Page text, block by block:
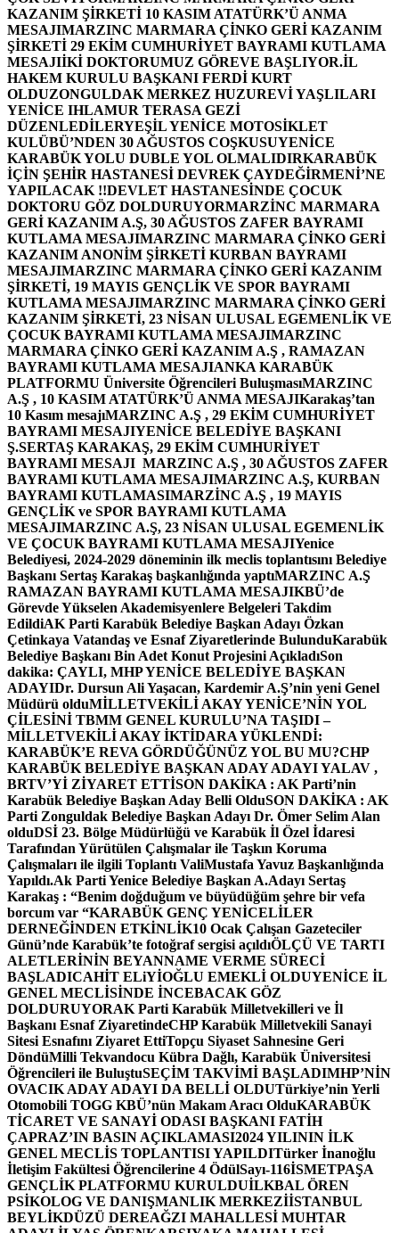
KAZANIM ŞİRKETİ 10 KASIM ATATÜRK’Ü ANMA
MESAJIMARZINC MARMARA ÇİNKO GERİ KAZANIM
ŞİRKETİ 29 EKİM CUMHURİYET BAYRAMI KUTLAMA
MESAJIİKİ DOKTORUMUZ GÖREVE BAŞLIYOR.İL
HAKEM KURULU BAŞKANI FERDİ KURT
OLDUZONGULDAK MERKEZ HUZUREVİ YAŞLILARI
YENİCE IHLAMUR TERASA GEZİ
DÜZENLEDİLERYEŞİL YENİCE MOTOSİKLET
KULÜBÜ’NDEN 30 AĞUSTOS COŞKUSUYENİCE
KARABÜK YOLU DUBLE YOL OLMALIDIRKARABÜK
İÇİN ŞEHİR HASTANESİ DEVREK ÇAYDEĞİRMENİ’NE
YAPILACAK !!DEVLET HASTANESİNDE ÇOCUK
DOKTORU GÖZ DOLDURUYORMARZİNC MARMARA
GERİ KAZANIM A.Ş, 30 AĞUSTOS ZAFER BAYRAMI
KUTLAMA MESAJIMARZINC MARMARA ÇİNKO GERİ
KAZANIM ANONİM ŞİRKETİ KURBAN BAYRAMI
MESAJIMARZINC MARMARA ÇİNKO GERİ KAZANIM
ŞİRKETİ, 19 MAYIS GENÇLİK VE SPOR BAYRAMI
KUTLAMA MESAJIMARZINC MARMARA ÇİNKO GERİ
KAZANIM ŞİRKETİ, 23 NİSAN ULUSAL EGEMENLİK VE
ÇOCUK BAYRAMI KUTLAMA MESAJIMARZINC
MARMARA ÇİNKO GERİ KAZANIM A.Ş , RAMAZAN
BAYRAMI KUTLAMA MESAJIANKA KARABÜK
PLATFORMU Üniversite Öğrencileri BuluşmasıMARZINC
A.Ş , 10 KASIM ATATÜRK’Ü ANMA MESAJIKarakaş’tan
10 Kasım mesajıMARZINC A.Ş , 29 EKİM CUMHURİYET
BAYRAMI MESAJIYENİCE BELEDİYE BAŞKANI
Ş.SERTAŞ KARAKAŞ, 29 EKİM CUMHURİYET
BAYRAMI MESAJI MARZINC A.Ş , 30 AĞUSTOS ZAFER
BAYRAMI KUTLAMA MESAJIMARZINC A.Ş, KURBAN
BAYRAMI KUTLAMASIMARZİNC A.Ş , 19 MAYIS
GENÇLİK ve SPOR BAYRAMI KUTLAMA
MESAJIMARZINC A.Ş, 23 NİSAN ULUSAL EGEMENLİK
VE ÇOCUK BAYRAMI KUTLAMA MESAJIYenice
Belediyesi, 2024-2029 döneminin ilk meclis toplantısını Belediye
Başkanı Sertaş Karakaş başkanlığında yaptıMARZINC A.Ş
RAMAZAN BAYRAMI KUTLAMA MESAJIKBÜ’de
Görevde Yükselen Akademisyenlere Belgeleri Takdim
EdildiAK Parti Karabük Belediye Başkan Adayı Özkan
Çetinkaya Vatandaş ve Esnaf Ziyaretlerinde BulunduKarabük
Belediye Başkanı Bin Adet Konut Projesini AçıkladıSon
dakika: ÇAYLI, MHP YENİCE BELEDİYE BAŞKAN
ADAYIDr. Dursun Ali Yaşacan, Kardemir A.Ş’nin yeni Genel
Müdürü olduMİLLETVEKİLİ AKAY YENİCE’NİN YOL
ÇİLESİNİ TBMM GENEL KURULU’NA TAŞIDI –
MİLLETVEKİLİ AKAY İKTİDARA YÜKLENDİ:
KARABÜK’E REVA GÖRDÜĞÜNÜZ YOL BU MU?CHP
KARABÜK BELEDİYE BAŞKAN ADAY ADAYI YALAV ,
BRTV’Yİ ZİYARET ETTİSON DAKİKA : AK Parti’nin
Karabük Belediye Başkan Aday Belli OlduSON DAKİKA : AK
Parti Zonguldak Belediye Başkan Adayı Dr. Ömer Selim Alan
olduDSİ 23. Bölge Müdürlüğü ve Karabük İl Özel İdaresi
Tarafından Yürütülen Çalışmalar ile Taşkın Koruma
Çalışmaları ile ilgili Toplantı ValiMustafa Yavuz Başkanlığında
Yapıldı.Ak Parti Yenice Belediye Başkan A.Adayı Sertaş
Karakaş : “Benim doğduğum ve büyüdüğüm şehre bir vefa
borcum var “KARABÜK GENÇ YENİCELİLER
DERNEĞİNDEN ETKİNLİK10 Ocak Çalışan Gazeteciler
Günü’nde Karabük’te fotoğraf sergisi açıldıÖLÇÜ VE TARTI
ALETLERİNİN BEYANNAME VERME SÜRECİ
BAŞLADICAHİT ELiYİOĞLU EMEKLİ OLDUYENİCE İL
GENEL MECLİSİNDE İNCEBACAK GÖZ
DOLDURUYORAK Parti Karabük Milletvekilleri ve İl
Başkanı Esnaf ZiyaretindeCHP Karabük Milletvekili Sanayi
Sitesi Esnafını Ziyaret EttiTopçu Siyaset Sahnesine Geri
DöndüMilli Tekvandocu Kübra Dağlı, Karabük Üniversitesi
Öğrencileri ile BuluştuSEÇİM TAKVİMİ BAŞLADIMHP’NİN
OVACIK ADAY ADAYI DA BELLİ OLDUTürkiye’nin Yerli
Otomobili TOGG KBÜ’nün Makam Aracı OlduKARABÜK
TİCARET VE SANAYİ ODASI BAŞKANI FATİH
ÇAPRAZ’IN BASIN AÇIKLAMASI2024 YILININ İLK
GENEL MECLİS TOPLANTISI YAPILDITürker İnanoğlu
İletişim Fakültesi Öğrencilerine 4 ÖdülSayı-116İSMETPAŞA
GENÇLİK PLATFORMU KURULDUİLKBAL ÖREN
PSİKOLOG VE DANIŞMANLIK MERKEZİİSTANBUL
BEYLİKDÜZÜ DEREAĞZI MAHALLESİ MUHTAR